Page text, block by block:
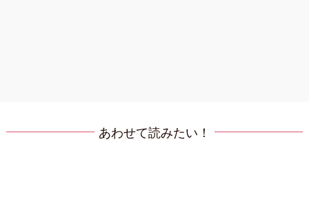
あわせて読みたい！